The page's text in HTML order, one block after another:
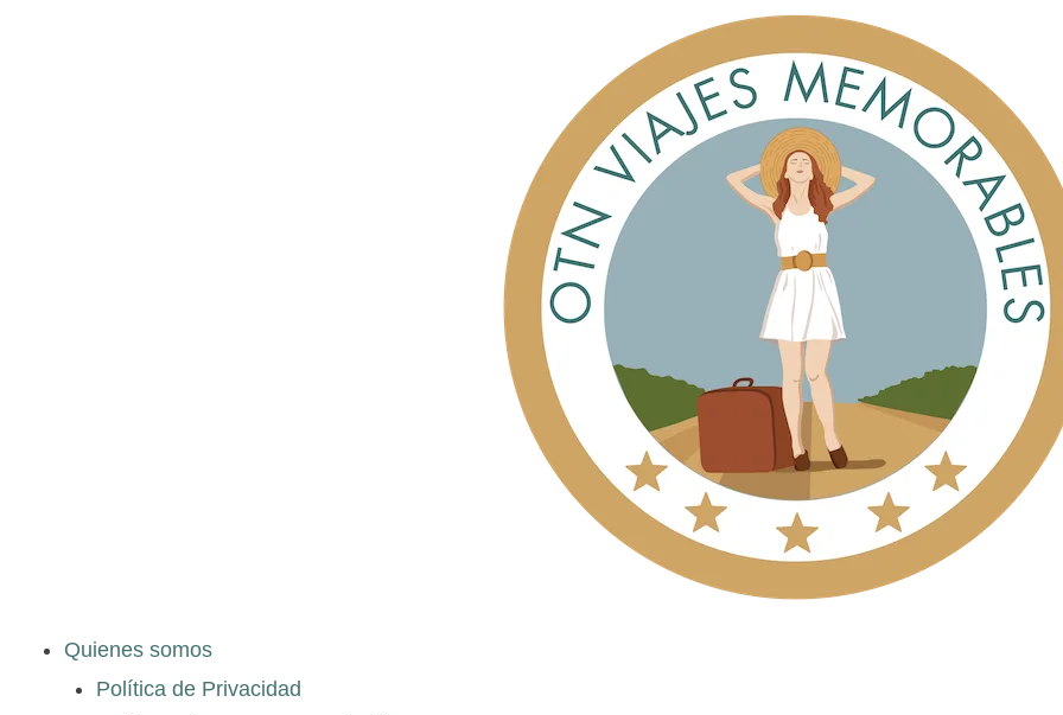
Quienes somos
Política de Privacidad